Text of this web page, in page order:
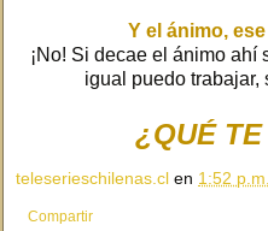
Y el ánimo,
¡No! Si decae el ánimo ahí
igual puedo trabajar,
¿QUÉ
teleserieschilenas.cl en 1:52 p.m.
Compartir